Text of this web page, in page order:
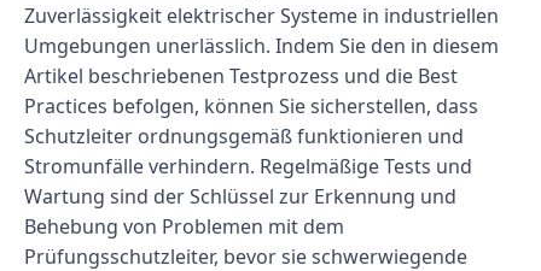
Zuverlässigkeit elektrischer Systeme in industriellen
Umgebungen unerlässlich. Indem Sie den in diesem
Artikel beschriebenen Testprozess und die Best
Practices befolgen, können Sie sicherstellen, dass
Schutzleiter ordnungsgemäß funktionieren und
Stromunfälle verhindern. Regelmäßige Tests und
Wartung sind der Schlüssel zur Erkennung und
Behebung von Problemen mit dem
Prüfungsschutzleiter, bevor sie schwerwiegende